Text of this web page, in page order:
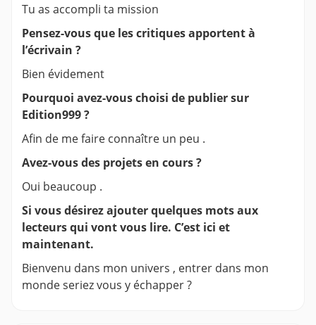
Tu as accompli ta mission
Pensez-vous que les critiques apportent à
l’écrivain ?
Bien évidement
Pourquoi avez-vous choisi de publier sur
Edition999 ?
Afin de me faire connaître un peu .
Avez-vous des projets en cours ?
Oui beaucoup .
Si vous désirez ajouter quelques mots aux
lecteurs qui vont vous lire. C’est ici et
maintenant.
Bienvenu dans mon univers , entrer dans mon
monde seriez vous y échapper ?